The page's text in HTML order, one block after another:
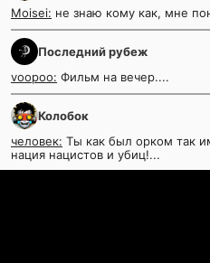
Moisei: не знаю кому как, мне
Последний рубеж
voopoo: Фильм на вечер....
Колобок
человек: Ты как был орком так
нация нацистов и убиц!...